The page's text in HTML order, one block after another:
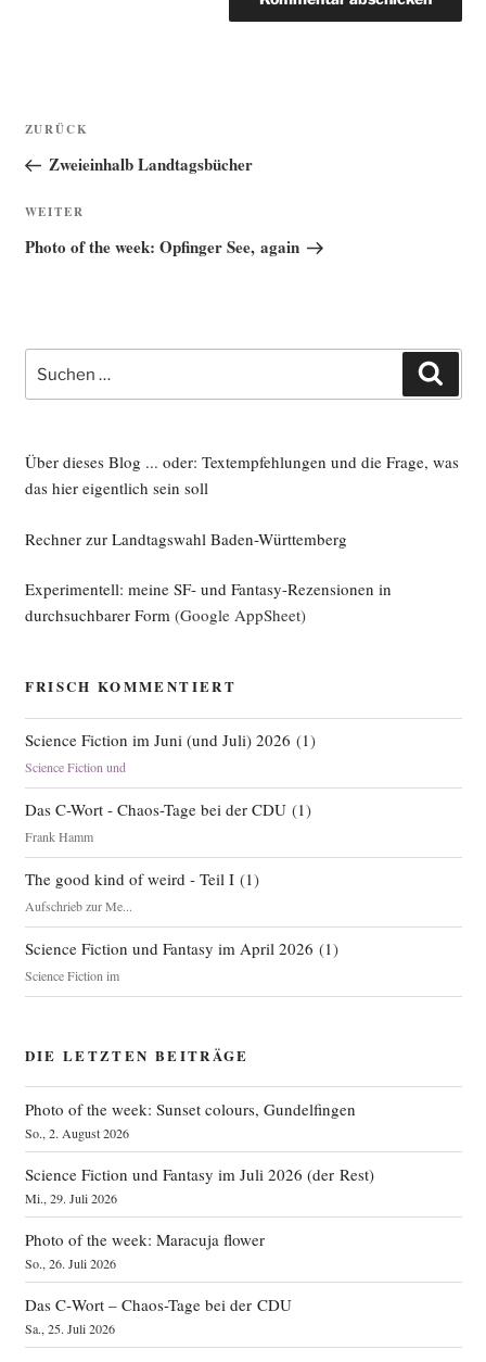
Beitragsnavigation
Vorheriger
Beitrag
ZURÜCK
Zweieinhalb Landtagsbücher
Nächster
Beitrag
WEITER
Photo of the week: Opfinger See, again
nach:
Über dieses Blog ... oder: Textempfehlungen und die Frage, was
das hier eigentlich sein soll
Rechner zur Landtagswahl Baden-Württemberg
Experimentell: meine SF- und Fantasy-Rezensionen in
durchsuchbarer Form(Google AppSheet)
FRISCH KOMMENTIERT
Science Fiction im Juni (und Juli) 2026 (1)
Science Fiction und
Das C-Wort - Chaos-Tage bei der CDU(1)
Frank Hamm
The good kind of weird - Teil I(1)
Aufschrieb zur Me...
Science Fiction und Fantasy im April 2026 (1)
Science Fiction im
DIE LETZTEN BEITRÄGE
Photo of the week: Sunset colours, Gundelfingen
So., 2. August 2026
Science Fiction und Fantasy im Juli 2026 (der Rest)
Mi., 29. Juli 2026
Photo of the week: Maracuja flower
So., 26. Juli 2026
Das C‑Wort – Chaos-Tage bei der CDU
Sa., 25. Juli 2026